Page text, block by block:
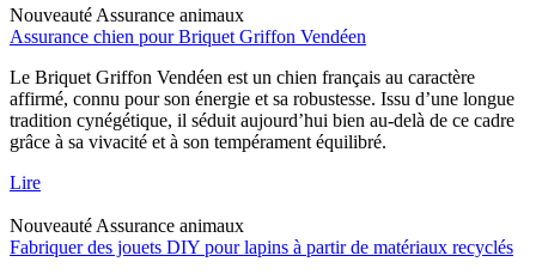
Nouveauté Assurance animaux
Assurance chien pour Briquet Griffon Vendéen
Le Briquet Griffon Vendéen est un chien français au caractère
affirmé, connu pour son énergie et sa robustesse. Issu d’une longue
tradition cynégétique, il séduit aujourd’hui bien au-delà de ce cadre
grâce à sa vivacité et à son tempérament équilibré.
Lire
Nouveauté Assurance animaux
Fabriquer des jouets DIY pour lapins à partir de matériaux recyclés